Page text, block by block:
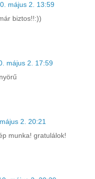
május 2. 13:59
biztos!!:))
május 2. 17:59
2. 20:21
munka! gratulálok!